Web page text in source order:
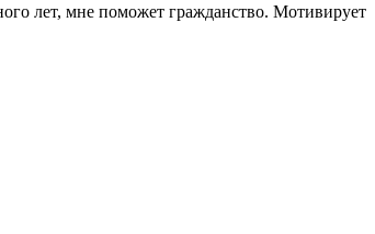
лет, мне поможет гражданство. Мотивирует